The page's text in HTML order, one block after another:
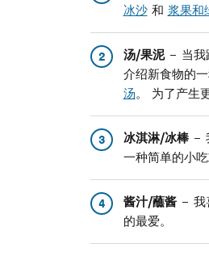
冰沙和 浆果和
2 汤/果泥– 当我
介绍新食物的
汤。 为了产生
3 冰淇淋/冰棒–
一种简单的小吃
4 酱汁/蘸酱– 我
的最爱。